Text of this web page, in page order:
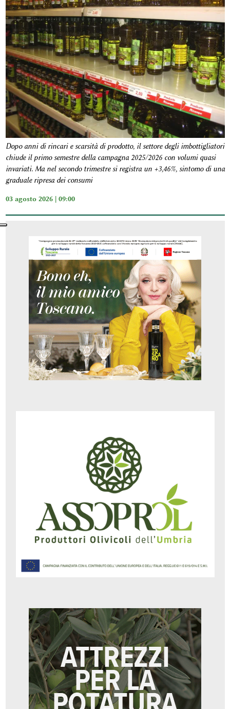
Dopo anni di rincari e scarsità di prodotto, il settore degli imbottigliatori
chiude il primo semestre della campagna 2025/2026 con volumi quasi
invariati. Ma nel secondo trimestre si registra un +3,46%, sintomo di una
graduale ripresa dei consumi
03 agosto 2026 | 09:00